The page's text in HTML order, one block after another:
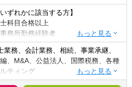
いずれかに該当する方】
士科目合格以上
事務所勤務経験者
計士（監査経験1年以上ある方)※税
経験会計士の方も歓迎いたしま
動車免許
業務、会計業務、相続、事業承継、
、M&A、公益法人、国際税務、各種
ティング